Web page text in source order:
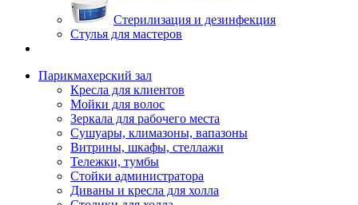
Стерилизация и дезинфекция
Стулья для мастеров
Парикмахерский зал
Кресла для клиентов
Мойки для волос
Зеркала для рабочего места
Сушуары, климазоны, вапазоны
Витрины, шкафы, стеллажи
Тележки, тумбы
Стойки администратора
Диваны и кресла для холла